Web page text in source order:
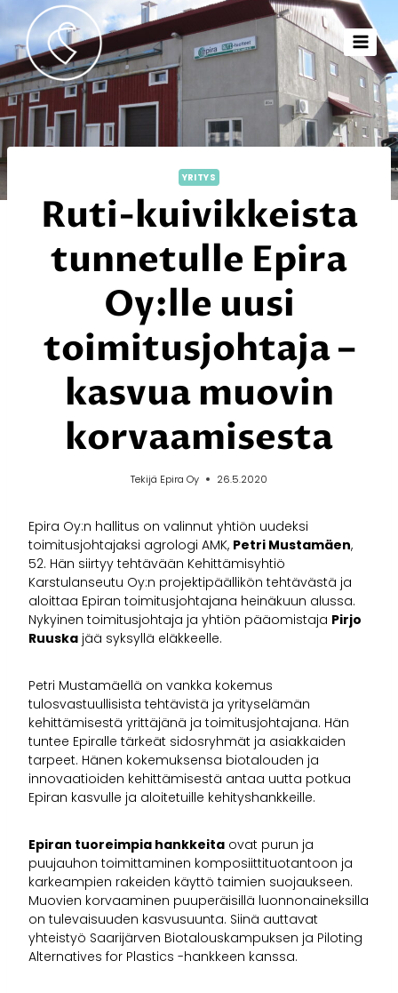
YRITYS
Ruti-kuivikkeista
tunnetulle Epira
Oy:lle uusi
toimitusjohtaja –
kasvua muovin
korvaamisesta
Tekijä Epira Oy 26.5.2020
Epira Oy:n hallitus on valinnut yhtiön uudeksi
toimitusjohtajaksi agrologi AMK, Petri Mustamäen,
52. Hän siirtyy tehtävään Kehittämisyhtiö
Karstulanseutu Oy:n projektipäällikön tehtävästä ja
aloittaa Epiran toimitusjohtajana heinäkuun alussa.
Nykyinen toimitusjohtaja ja yhtiön pääomistaja Pirjo
Ruuska jää syksyllä eläkkeelle.
Petri Mustamäellä on vankka kokemus
tulosvastuullisista tehtävistä ja yrityselämän
kehittämisestä yrittäjänä ja toimitusjohtajana. Hän
tuntee Epiralle tärkeät sidosryhmät ja asiakkaiden
tarpeet. Hänen kokemuksensa biotalouden ja
innovaatioiden kehittämisestä antaa uutta potkua
Epiran kasvulle ja aloitetuille kehityshankkeille.
Epiran tuoreimpia hankkeita ovat purun ja
puujauhon toimittaminen komposiittituotantoon ja
karkeampien rakeiden käyttö taimien suojaukseen.
Muovien korvaaminen puuperäisillä luonnonaineksilla
on tulevaisuuden kasvusuunta. Siinä auttavat
yhteistyö Saarijärven Biotalouskampuksen ja Piloting
Alternatives for Plastics -hankkeen kanssa.